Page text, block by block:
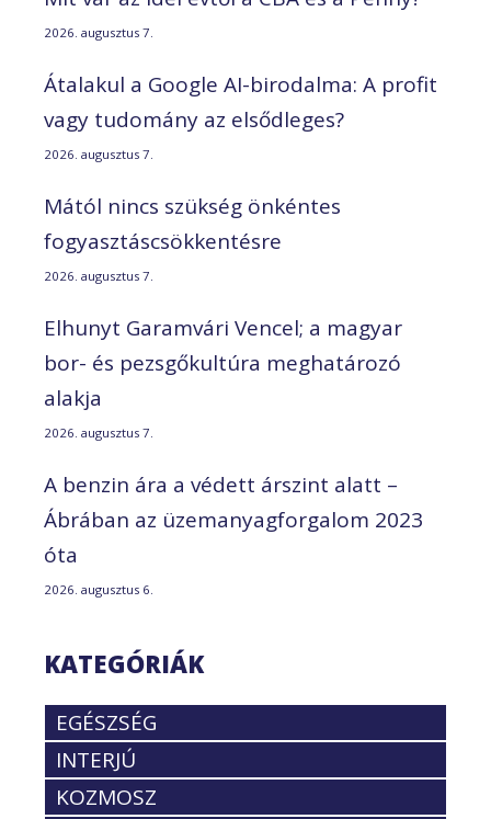
2026. augusztus 7.
Átalakul a Google AI-birodalma: A profit
vagy tudomány az elsődleges?
2026. augusztus 7.
Mától nincs szükség önkéntes
fogyasztáscsökkentésre
2026. augusztus 7.
Elhunyt Garamvári Vencel; a magyar
bor- és pezsgőkultúra meghatározó
alakja
2026. augusztus 7.
A benzin ára a védett árszint alatt –
Ábrában az üzemanyagforgalom 2023
óta
2026. augusztus 6.
KATEGÓRIÁK
EGÉSZSÉG
INTERJÚ
KOZMOSZ